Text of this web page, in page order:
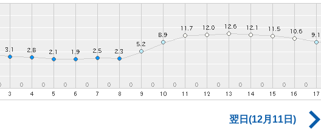
翌日(12月11日)